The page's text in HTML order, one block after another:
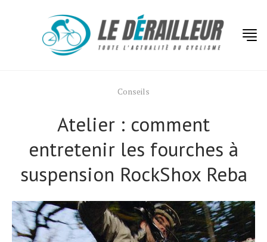
Conseils
Atelier : comment
entretenir les fourches à
suspension RockShox Reba